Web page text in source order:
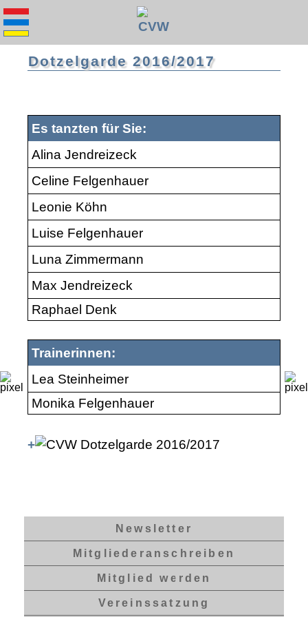
Dotzelgarde 2016/2017
Es tanzten für Sie:
Alina Jendreizeck
Celine Felgenhauer
Leonie Köhn
Luise Felgenhauer
Luna Zimmermann
Max Jendreizeck
Raphael Denk
Trainerinnen:
Lea Steinheimer
Monika Felgenhauer
+
Newsletter
Mitgliederanschreiben
Mitglied werden
Vereinssatzung